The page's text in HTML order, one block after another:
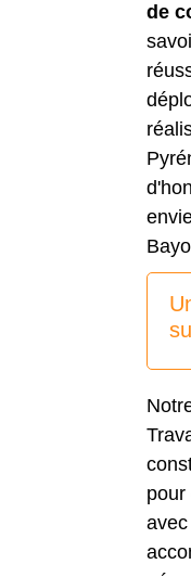
de
pour